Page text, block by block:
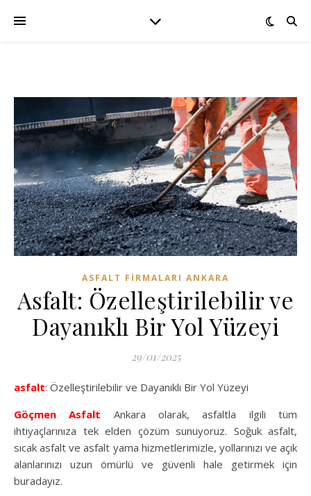
ASFALT FIRMALARI ANKARA
Asfalt: Özelleştirilebilir ve
Dayanıklı Bir Yol Yüzeyi
29/01/2025
asfalt: Özelleştirilebilir ve Dayanıklı Bir Yol Yüzeyi
Göçmen Asfalt Ankara olarak, asfaltla ilgili tüm
ihtiyaçlarınıza tek elden çözüm sunuyoruz. Soğuk asfalt,
sıcak asfalt ve asfalt yama hizmetlerimizle, yollarınızı ve açık
alanlarınızı uzun ömürlü ve güvenli hale getirmek için
buradayız.